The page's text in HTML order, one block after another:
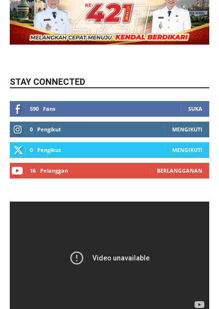
STAY CONNECTED
590 Fans SUKA
0 Pengikut MENGIKUTI
0 Pengikut MENGIKUTI
16 Pelanggan BERLANGGANAN